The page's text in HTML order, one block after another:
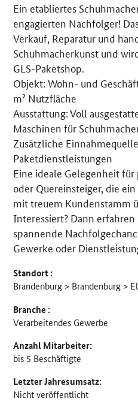
Details
Ein etabliertes
engagierten Nachfolger!
Verkauf, Reparatur und
Schuhmacherkunst und
GLS-Paketshop.
Objekt: Wohn- und
m² Nutzfläche
Ausstattung: Voll
Maschinen für
Zusätzliche
Paketdienstleistungen
Eine ideale Gelegenheit
oder Quereinsteiger, die
mit treuem Kundenstamm
Interessiert? Dann erfahren
spannende
Gewerke oder
Standort :
Brandenburg > Brandenburg >
Branche :
Verarbeitendes Gewerbe
Anzahl Mitarbeiter:
bis 5 Beschäftigte
Letzter Jahresumsatz:
Nicht veröffentlicht